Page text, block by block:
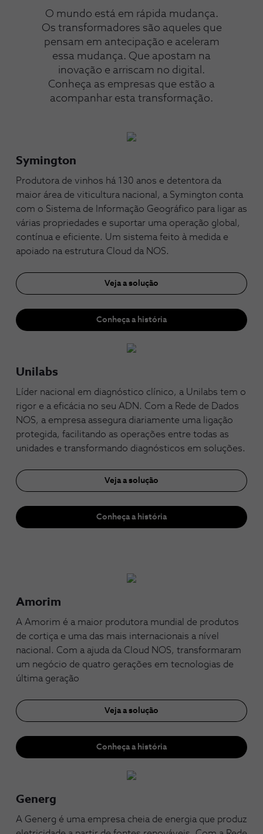
O mundo está em rápida mudança.
Os transformadores são aqueles que
pensam em antecipação e aceleram
essa mudança. Que apostam na
inovação e arriscam no digital.
Conheça as empresas que estão a
acompanhar esta transformação.
Symington
Produtora de vinhos há 130 anos e detentora da
maior área de viticultura nacional, a Symington conta
com o Sistema de Informação Geográfico para ligar as
várias propriedades e suportar uma operação global,
contínua e eficiente. Um sistema feito à medida e
apoiado na estrutura Cloud da NOS.
Veja a solução
Conheça a história
Unilabs
Líder nacional em diagnóstico clínico, a Unilabs tem o
rigor e a eficácia no seu ADN. Com a Rede de Dados
NOS, a empresa assegura diariamente uma ligação
protegida, facilitando as operações entre todas as
unidades e transformando diagnósticos em soluções.
Veja a solução
Conheça a história
Amorim
A Amorim é a maior produtora mundial de produtos
de cortiça e uma das mais internacionais a nível
nacional. Com a ajuda da Cloud NOS, transformaram
um negócio de quatro gerações em tecnologias de
última geração
Veja a solução
Conheça a história
Generg
A Generg é uma empresa cheia de energia que produz